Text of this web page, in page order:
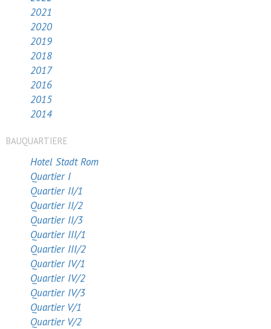
2021
2020
2019
2018
2017
2016
2015
2014
BAUQUARTIERE
Hotel Stadt Rom
Quartier I
Quartier II/1
Quartier II/2
Quartier II/3
Quartier III/1
Quartier III/2
Quartier IV/1
Quartier IV/2
Quartier IV/3
Quartier V/1
Quartier V/2